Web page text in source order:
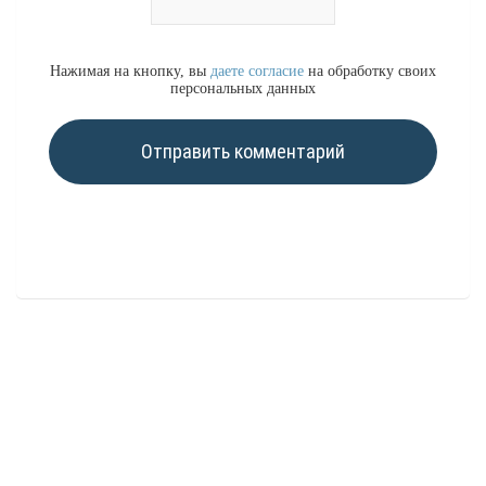
Нажимая на кнопку, вы даете согласие на обработку своих
персональных данных
Отправить комментарий